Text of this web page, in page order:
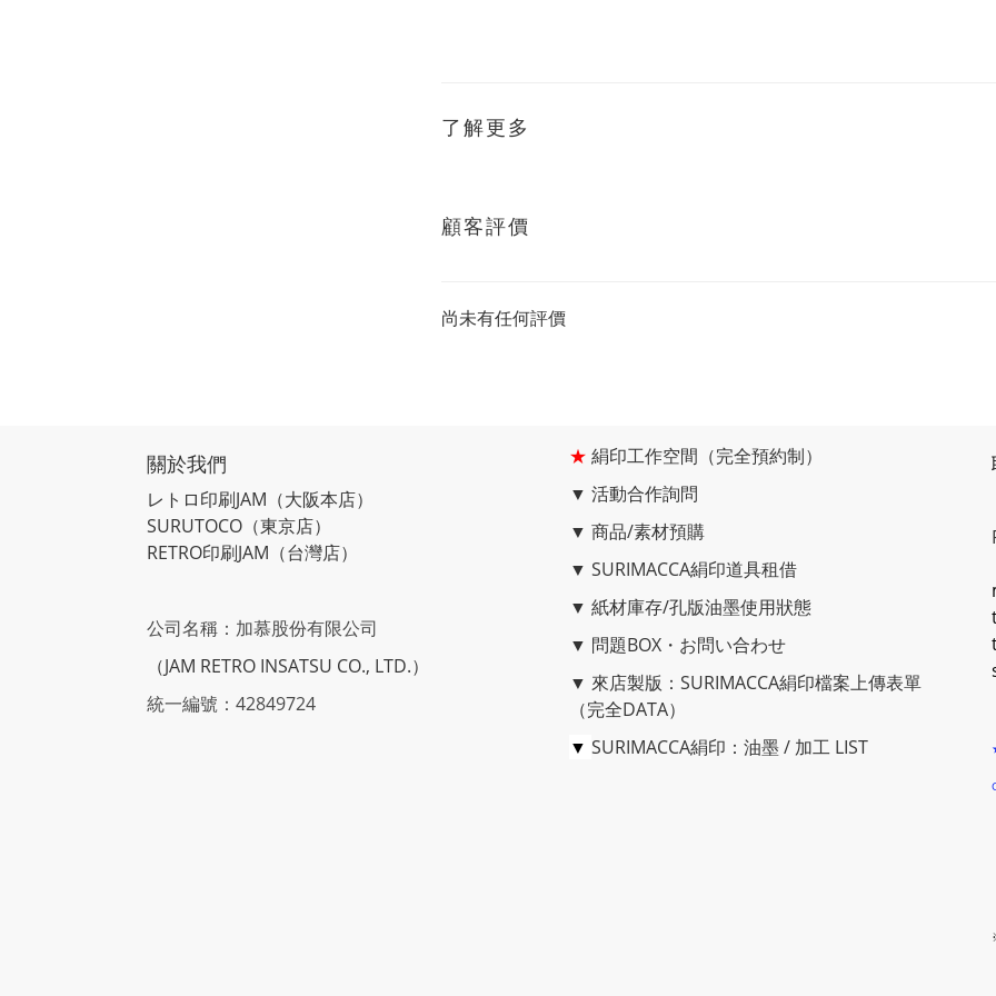
了解更多
顧客評價
尚未有任何評價
關於我們
レトロ印刷JAM （大阪本店）
SURUTOCO （東京店）
RETRO印刷JAM （台灣店）
公司名稱：加慕股份有限公司
（JAM RETRO INSATSU CO., LTD.）
統一編號：42849724
★ 絹印工作空間（完全預約制）
▼ 活動合作詢問
▼ 商品/素材預購
▼ SURIMACCA絹印道具租借
▼ 紙材庫存/孔版油墨使用狀態
▼ 問題BOX・お問い合わせ
▼ 來店製版：SURIMACCA絹印檔案上傳表單
（完全DATA）
▼ SURIMACCA絹印：油墨 / 加工 LIST